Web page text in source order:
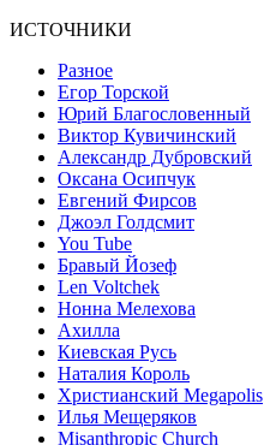
ИСТОЧНИКИ
Разное
Егор Торской
Юрий Благословенный
Виктор Кувичинский
Александр Дубровский
Оксана Осипчук
Евгений Фирсов
Джоэл Голдсмит
You Tube
Бравый Йозеф
Len Voltchek
Нонна Мелехова
Ахилла
Киевская Русь
Наталия Король
Христианский Megapolis
Илья Мещеряков
Misanthropic Church